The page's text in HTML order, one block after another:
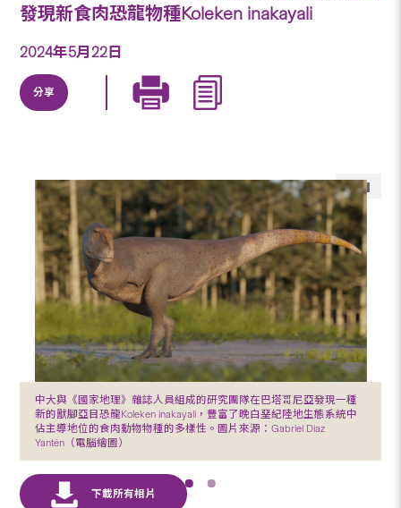
發現新食肉恐龍物種Koleken inakayali
2024年5月22日
分享
中大與《國家地理》雜誌人員組成的研究團隊在巴塔哥尼亞發現一種
新的獸腳亞目恐龍Koleken inakayali，豐富了晚白堊紀陸地生態系統中
佔主導地位的食肉動物物種的多樣性。圖片來源：Gabriel Diaz
Yantén（電腦繪圖）